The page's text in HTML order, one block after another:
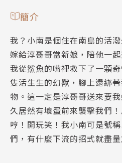
簡介
我？小南是個住在南島的
嫁給淳哥哥當新娘，陪他一
我從鯊魚的嘴裡救下了一顆
隻活生生的幻獸，腳上還綁
物。這一定是淳哥哥送來要
久居然有壞蛋前來襲擊我們
哼！開玩笑！我小南可是號
們，有什麼下流的招式就盡量